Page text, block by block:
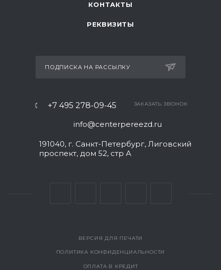
КОНТАКТЫ
РЕКВИЗИТЫ
ПОДПИСКА НА РАССЫЛКУ
+7 495 278-09-45 ЗАКАЗАТЬ ЗВОНОК
info@centerpereezd.ru
191040, г. Санкт-Петербург, Лиговский
проспект, дом 52, стр А
ВЕРСИЯ ДЛЯ ПЕЧАТИ
ПОЛИТИКА КОНФИДЕНЦИАЛЬНОСТИ
ОПЛАТА В КРЕДИТ